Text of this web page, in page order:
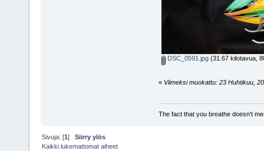
DSC_0591.jpg(31.67 kilotavua,
« Viimeksi muokattu: 23 Huhtikuu,
The fact that you breathe doesn't
Sivuja: [1]Siirry ylös
Kaikki lukemattomat aiheet